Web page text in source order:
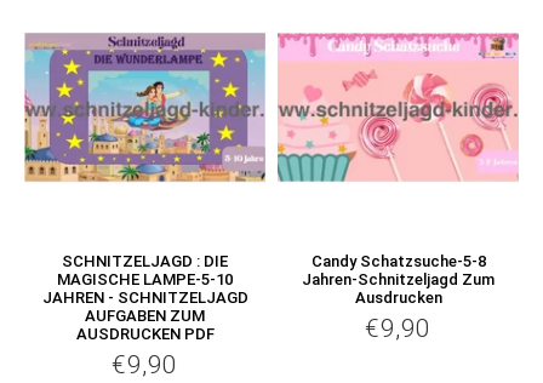
SCHNITZELJAGD : DIE
MAGISCHE LAMPE-5-10
JAHREN - SCHNITZELJAGD
AUFGABEN ZUM
AUSDRUCKEN PDF
Normaler
€9,90
Candy Schatzsuche-5-8
Jahren-Schnitzeljagd Zum
Ausdrucken
Normaler
€9,90